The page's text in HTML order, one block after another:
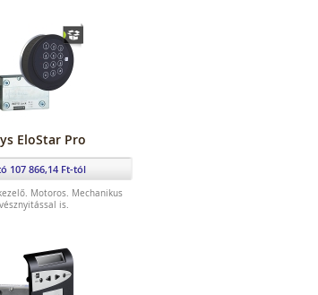
EloStar Pro
107 866,14 Ft-tól
Motoros. Mechanikus
vésznyitással is.